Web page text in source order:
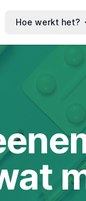
Hoe werkt het?